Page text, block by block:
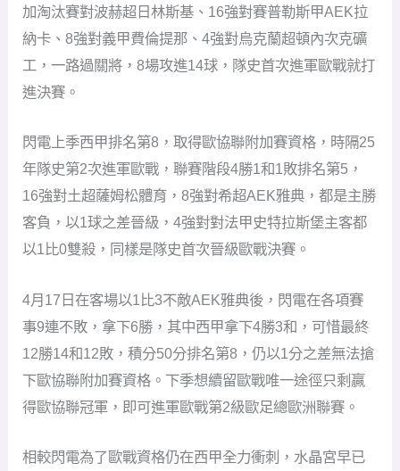
加淘汰賽對波赫超日林斯基、16強對賽普勒斯甲AEK拉
納卡、8強對義甲費倫提那、4強對烏克蘭超頓內次克礦
工，一路過關將，8場攻進14球，隊史首次進軍歐戰就打
進決賽。
閃電上季西甲排名第8，取得歐協聯附加賽資格，時隔25
年隊史第2次進軍歐戰，聯賽階段4勝1和1敗排名第5，
16強對土超薩姆松體育，8強對希超AEK雅典，都是主勝
客負，以1球之差晉級，4強對對法甲史特拉斯堡主客都
以1比0雙殺，同樣是隊史首次晉級歐戰決賽。
4月17日在客場以1比3不敵AEK雅典後，閃電在各項賽
事9連不敗，拿下6勝，其中西甲拿下4勝3和，可惜最終
12勝14和12敗，積分50分排名第8，仍以1分之差無法搶
下歐協聯附加賽資格。下季想續留歐戰唯一途徑只剩贏
得歐協聯冠軍，即可進軍歐戰第2級歐足總歐洲聯賽。
相較閃電為了歐戰資格仍在西甲全力衝刺，水晶宮早已